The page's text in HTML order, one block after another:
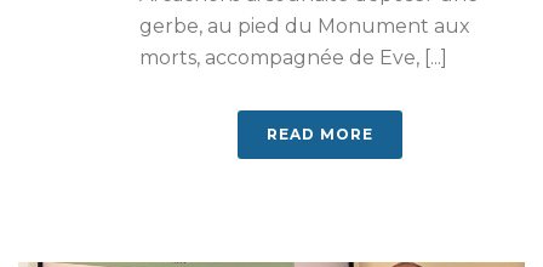
gerbe, au pied du Monument aux
morts, accompagnée de Eve, [...]
READ MORE